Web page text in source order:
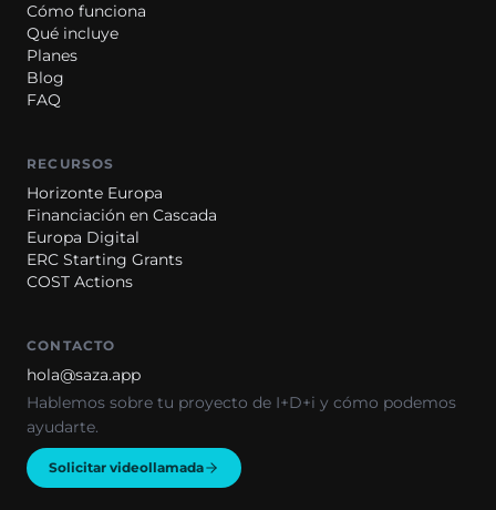
Cómo funciona
Qué incluye
Planes
Blog
FAQ
RECURSOS
Horizonte Europa
Financiación en Cascada
Europa Digital
ERC Starting Grants
COST Actions
CONTACTO
hola@saza.app
Hablemos sobre tu proyecto de I+D+i y cómo podemos
ayudarte.
Solicitar videollamada